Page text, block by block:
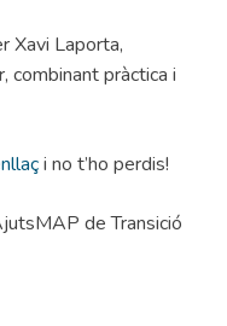
Xavi Laporta,
combinant pràctica i
i no t’ho perdis!
de Transició